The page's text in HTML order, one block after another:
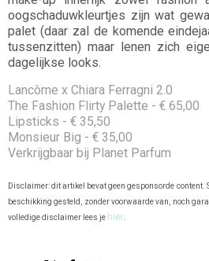
oogschaduwkleurtjes zijn wat
palet (daar zal de komende
tussenzitten) maar lenen zich
dagelijkse looks.
Lancôme x Chiara Ferragni 2.0
The Fashion Flirty Palette - € 65,00
Lipsticks - € 35,50
Monsieur Big - € 35,00
Verkrijgbaar bij Planet Parfum
Disclaimer: dit artikel bevat geen gesponsorde
beschikking gesteld, zonder voorwaarde van, noch
volledige disclaimer lees je hier.